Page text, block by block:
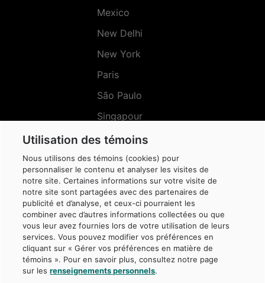
Mexico
New Delhi
New York
Paris
São Paulo
Singapour
Sydney
Menu
Réseaux
sociaux
Utilisation des témoins
Nous utilisons des témoins (cookies) pour
personnaliser le contenu et analyser les visites de
notre site. Certaines informations sur votre visite de
notre site sont partagées avec des partenaires de
publicité et d’analyse, et ceux-ci pourraient les
combiner avec d’autres informations collectées ou que
vous leur avez fournies lors de votre utilisation de leurs
services. Vous pouvez modifier vos préférences en
cliquant sur « Gérer vos préférences en matière de
témoins ». Pour en savoir plus, consultez notre page
sur lesrenseignements personnels.